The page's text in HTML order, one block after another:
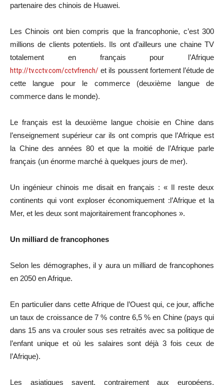
partenaire des chinois de Huawei.
Les Chinois ont bien compris que la francophonie, c’est 300
millions de clients potentiels. Ils ont d’ailleurs une chaine TV
totalement en français pour l’Afrique
http://tv.cctv.com/cctvfrench/ et ils poussent fortement l’étude de
cette langue pour le commerce (deuxième langue de
commerce dans le monde).
Le français est la deuxième langue choisie en Chine dans
l’enseignement supérieur car ils ont compris que l’Afrique est
la Chine des années 80 et que la moitié de l’Afrique parle
français (un énorme marché à quelques jours de mer).
Un ingénieur chinois me disait en français : « Il reste deux
continents qui vont exploser économiquement :l’Afrique et la
Mer, et les deux sont majoritairement francophones ».
Un milliard de francophones
Selon les démographes, il y aura un milliard de francophones
en 2050 en Afrique.
En particulier dans cette Afrique de l’Ouest qui, ce jour, affiche
un taux de croissance de 7 % contre 6,5 % en Chine (pays qui
dans 15 ans va crouler sous ses retraités avec sa politique de
l’enfant unique et où les salaires sont déjà 3 fois ceux de
l’Afrique).
Les asiatiques savent, contrairement aux européens,